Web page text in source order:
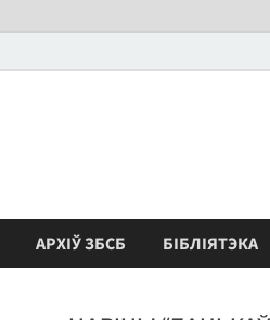
АРХІЎ ЗБСБ БІБЛІЯТЭКА